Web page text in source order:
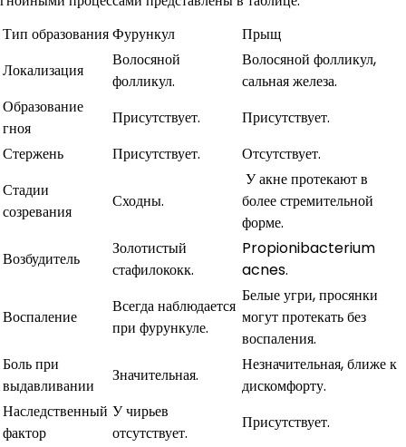
Тип образованияФурункул
Прыщ
Локализация
Волосяной
фолликул.
Волосяной фолликул,
сальная железа.
Образование
гноя
Присутствует.
Присутствует.
Стержень
Присутствует.
Отсутствует.
Стадии
созревания
Сходны.
У акне протекают в
более стремительной
форме.
Возбудитель
Золотистый
стафилококк.
Propionibacterium
acnes.
Воспаление
Всегда наблюдается
при фурункуле.
Белые угри, просянки
могут протекать без
воспаления.
Боль при
выдавливании
Значительная.
Незначительная, ближе к
дискомфорту.
Наследственный
фактор
У чирьев
отсутствует.
Присутствует.